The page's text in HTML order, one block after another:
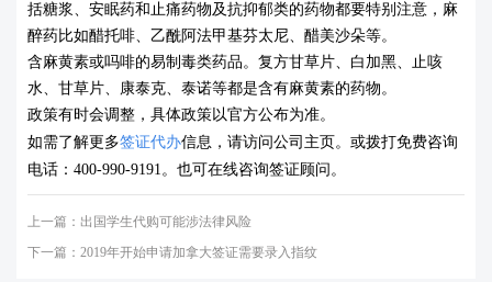
括糖浆、安眠药和止痛药物及抗抑郁类的药物都要特别注意，麻
醉药比如醋托啡、乙酰阿法甲基芬太尼、醋美沙朵等。
含麻黄素或吗啡的易制毒类药品。复方甘草片、白加黑、止咳
水、甘草片、康泰克、泰诺等都是含有麻黄素的药物。
政策有时会调整，具体政策以官方公布为准。
如需了解更多签证代办信息 ，请访问公司主页。或拨打免费咨询
电话： 400-990-9191。也可在线咨询签证顾问。
上一篇： 出国学生代购可能涉法律风险
下一篇： 2019年开始申请加拿大签证需要录入指纹